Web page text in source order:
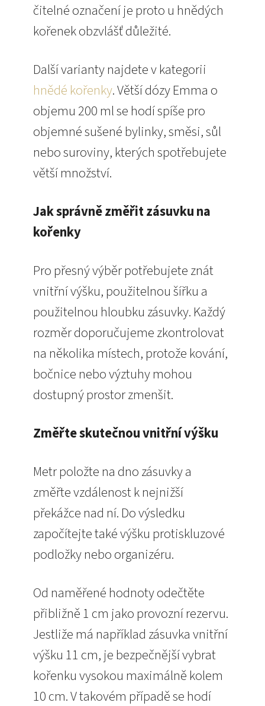
čitelné označení je proto u hnědých
kořenek obzvlášť důležité.
Další varianty najdete v kategorii
hnědé kořenky. Větší dózy Emma o
objemu 200 ml se hodí spíše pro
objemné sušené bylinky, směsi, sůl
nebo suroviny, kterých spotřebujete
větší množství.
Jak správně změřit zásuvku na
kořenky
Pro přesný výběr potřebujete znát
vnitřní výšku, použitelnou šířku a
použitelnou hloubku zásuvky. Každý
rozměr doporučujeme zkontrolovat
na několika místech, protože kování,
bočnice nebo výztuhy mohou
dostupný prostor zmenšit.
Změřte skutečnou vnitřní výšku
Metr položte na dno zásuvky a
změřte vzdálenost k nejnižší
překážce nad ní. Do výsledku
započítejte také výšku protiskluzové
podložky nebo organizéru.
Od naměřené hodnoty odečtěte
přibližně 1 cm jako provozní rezervu.
Jestliže má například zásuvka vnitřní
výšku 11 cm, je bezpečnější vybrat
kořenku vysokou maximálně kolem
10 cm. V takovém případě se hodí